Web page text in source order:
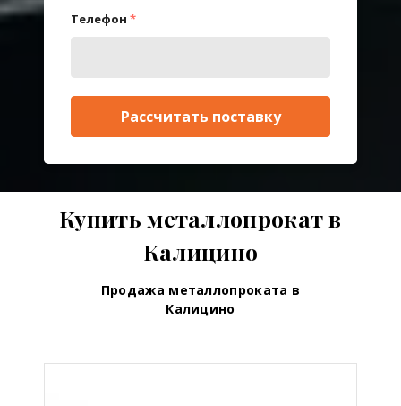
Телефон *
Рассчитать поставку
Купить металлопрокат в
Калицино
Продажа металлопроката в
Калицино